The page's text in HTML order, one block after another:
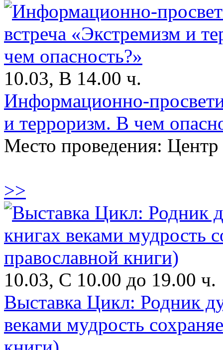
10.03, В 14.00 ч.
Информационно-
и терроризм. В чем
Место проведения:
>>
10.03, С 10.00 до 19.00 ч.
Выставка Цикл: Родник
веками мудрость